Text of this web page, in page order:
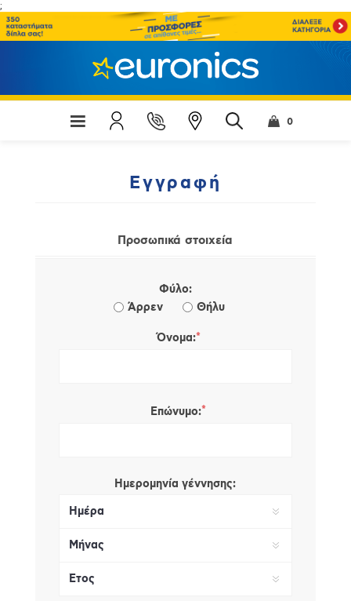
;
0
Εγγραφή
Προσωπικά στοιχεία
Φύλο:
Άρρεν
Θήλυ
Όνομα:*
Επώνυμο:*
Ημερομηνία γέννησης: